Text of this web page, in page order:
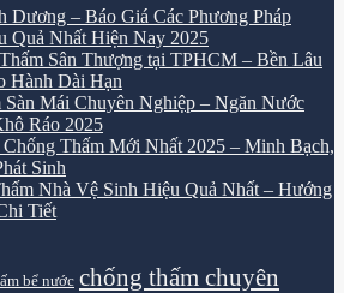
Dương – Báo Giá Các Phương Pháp
Quả Nhất Hiện Nay 2025
Sân Thượng tại TPHCM – Bền Lâu
Hành Dài Hạn
Mái Chuyên Nghiệp – Ngăn Nước
Ráo 2025
Thấm Mới Nhất 2025 – Minh Bạch,
Sinh
Nhà Vệ Sinh Hiệu Quả Nhất – Hướng
Tiết
bể nước chống thấm chuyên